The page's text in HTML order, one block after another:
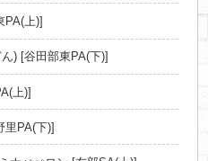
上)]
) [谷田部東PA(下)]
上)]
里PA(下)]